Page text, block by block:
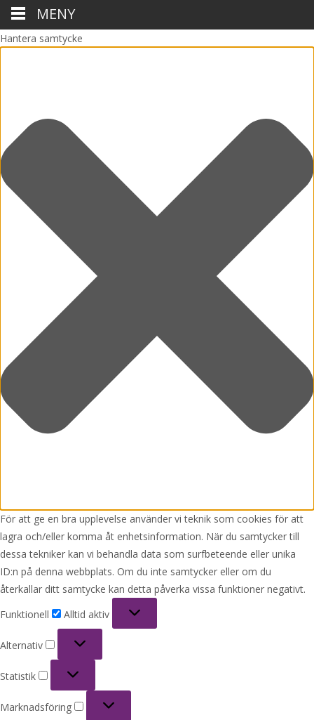
Hantera samtycke
För att ge en bra upplevelse använder vi teknik som cookies för att
lagra och/eller komma åt enhetsinformation. När du samtycker till
dessa tekniker kan vi behandla data som surfbeteende eller unika
ID:n på denna webbplats. Om du inte samtycker eller om du
återkallar ditt samtycke kan detta påverka vissa funktioner negativt.
Funktionell
Alltid aktiv
Alternativ
Statistik
Marknadsföring
MENY